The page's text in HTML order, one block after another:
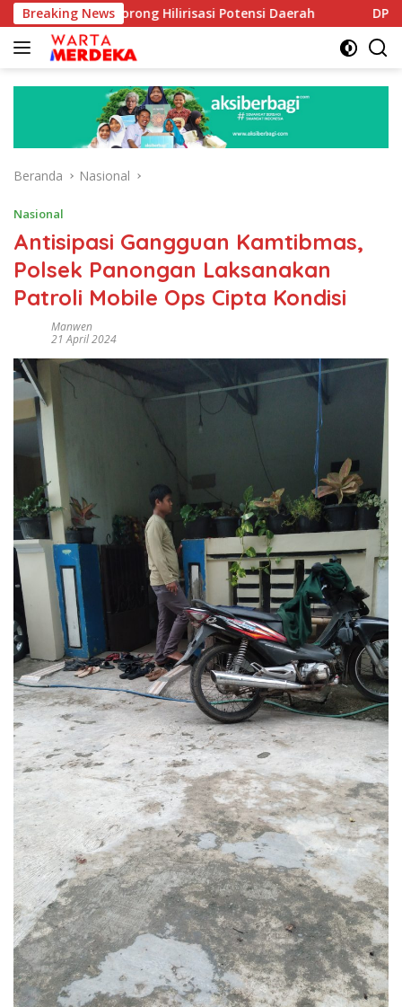
Langsung
ke
konten
Breaking News
Dorong Hilirisasi Potensi Daerah DPR Dorong
Beranda Nasional
Nasional
Antisipasi Gangguan Kamtibmas,
Polsek Panongan Laksanakan
Patroli Mobile Ops Cipta Kondisi
Manwen
21 April 2024